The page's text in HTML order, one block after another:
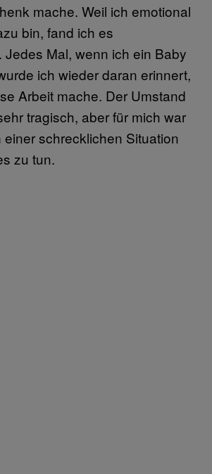
mache. Weil ich emotional
bin, fand ich es
Mal, wenn ich ein Baby
ich wieder daran erinnert,
Arbeit mache. Der Umstand
tragisch, aber für mich war
einer schrecklichen Situation
zu tun.